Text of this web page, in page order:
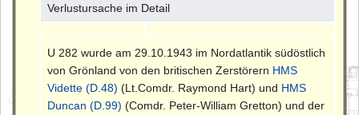
Verlustursache im Detail
U 282 wurde am 29.10.1943 im Nordatlantik südöstlich
von Grönland von den britischen Zerstörern HMS
Vidette (D.48) (Lt.Comdr. Raymond Hart) und HMS
Duncan (D.99) (Comdr. Peter-William Gretton) und der